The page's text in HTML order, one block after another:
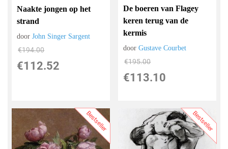
Naakte jongen op het
strand
doorJohn Singer Sargent
€194.00
€112.52
De boeren van Flagey
keren terug van de
kermis
doorGustave Courbet
€195.00
€113.10
Bestseller Bestseller